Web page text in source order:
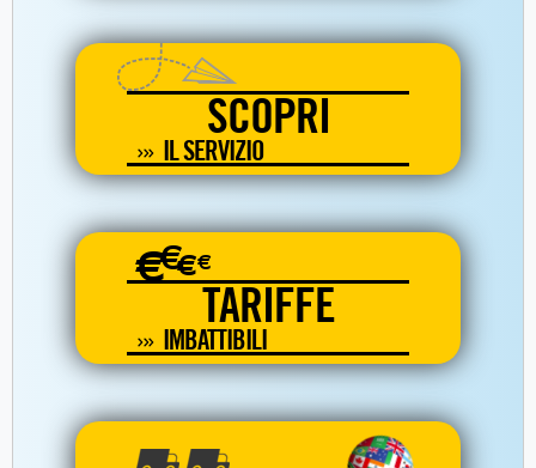
SCOPRI
IL SERVIZIO
€€€€
TARIFFE
IMBATTIBILI